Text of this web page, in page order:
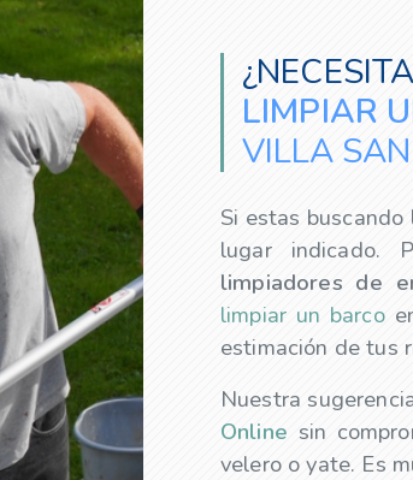
LIMPIAR
VILLA
Si estas buscando
lugar indicado.
limpiadores de
limpiar un barco
estimación de tus
Nuestra
Online sin
velero o yate. Es